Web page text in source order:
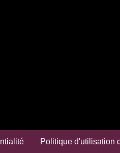
Politique d'utilisation